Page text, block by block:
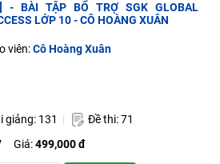
- BÀI TẬP BỔ TRỢ SGK GLOBAL
LỚP 10 - CÔ HOÀNG XUÂN
viên:Cô Hoàng Xuân
giảng: 131
Đề thi: 71
Giá:499,000 đ